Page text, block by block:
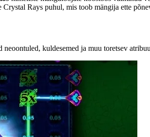
Rays puhul, mis toob mängija ette
kuldesemed ja muu toretsev